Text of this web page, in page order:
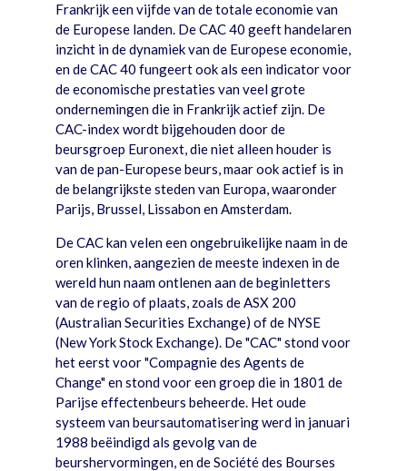
Frankrijk een vijfde van de totale economie van
de Europese landen. De CAC 40 geeft handelaren
inzicht in de dynamiek van de Europese economie,
en de CAC 40 fungeert ook als een indicator voor
de economische prestaties van veel grote
ondernemingen die in Frankrijk actief zijn. De
CAC-index wordt bijgehouden door de
beursgroep Euronext, die niet alleen houder is
van de pan-Europese beurs, maar ook actief is in
de belangrijkste steden van Europa, waaronder
Parijs, Brussel, Lissabon en Amsterdam.
De CAC kan velen een ongebruikelijke naam in de
oren klinken, aangezien de meeste indexen in de
wereld hun naam ontlenen aan de beginletters
van de regio of plaats, zoals de ASX 200
(Australian Securities Exchange) of de NYSE
(New York Stock Exchange). De "CAC" stond voor
het eerst voor "Compagnie des Agents de
Change" en stond voor een groep die in 1801 de
Parijse effectenbeurs beheerde. Het oude
systeem van beursautomatisering werd in januari
1988 beëindigd als gevolg van de
beurshervormingen, en de Société des Bourses